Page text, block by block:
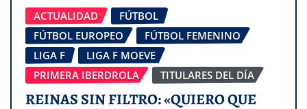
ACTUALIDAD
FÚTBOL
FÚTBOL EUROPEO
FÚTBOL FEMENINO
LIGA F
LIGA F MOEVE
PRIMERA IBERDROLA
TITULARES DEL DÍA
REINAS SIN FILTRO: «QUIERO QUE